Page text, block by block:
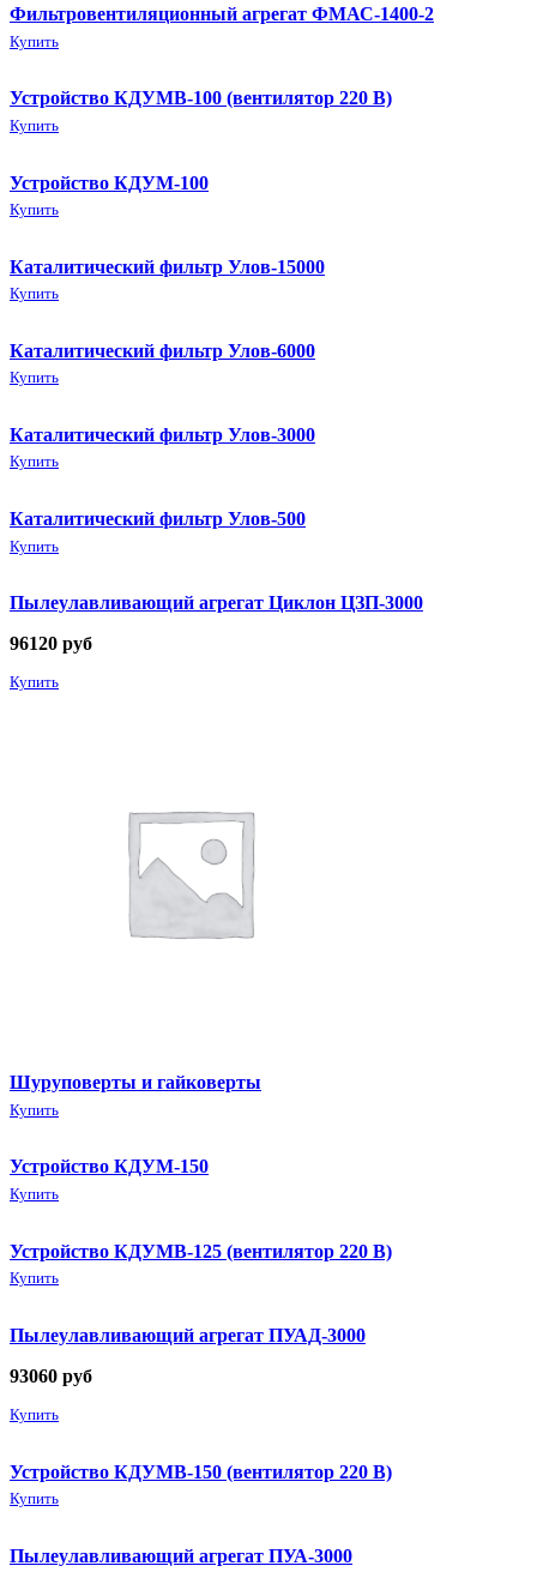
Фильтровентиляционный агрегат ФМАС-1400-2
Купить
Устройство КДУМВ-100 (вентилятор 220 В)
Купить
Устройство КДУМ-100
Купить
Каталитический фильтр Улов-15000
Купить
Каталитический фильтр Улов-6000
Купить
Каталитический фильтр Улов-3000
Купить
Каталитический фильтр Улов-500
Купить
Пылеулавливающий агрегат Циклон ЦЗП-3000
96120 руб
Купить
Шуруповерты и гайковерты
Купить
Устройство КДУМ-150
Купить
Устройство КДУМВ-125 (вентилятор 220 В)
Купить
Пылеулавливающий агрегат ПУАД-3000
93060 руб
Купить
Устройство КДУМВ-150 (вентилятор 220 В)
Купить
Пылеулавливающий агрегат ПУА-3000